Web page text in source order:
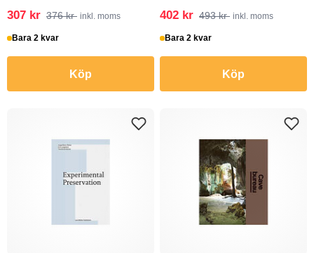
307 kr 376 kr inkl. moms
Bara 2 kvar
Köp
402 kr 493 kr inkl. moms
Bara 2 kvar
Köp